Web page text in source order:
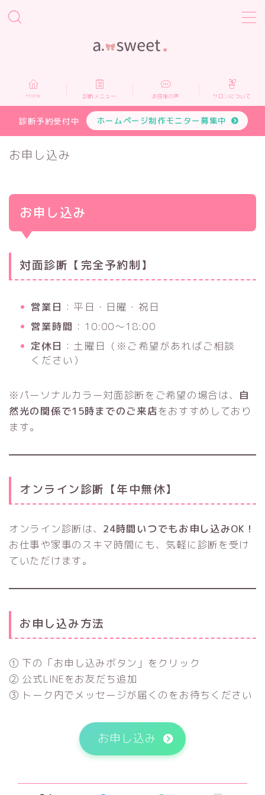
Home
診断メニュー
お客様の声
プロフィール
Home 診断メニュー お客様の声 サロンについて
診断予約受付中 ホームページ制作モニター募集中
お申し込み
お申し込み
対面診断【完全予約制】
営業日 ：平日・日曜・祝日
営業時間 ：10:00〜18:00
定休日 ：土曜日（※ご希望があればご相談
ください）
※パーソナルカラー対面診断をご希望の場合は、 自
然光の関係で15時までのご来店をおすすめしており
ます。
オンライン診断【年中無休】
オンライン診断は、 24時間いつでもお申し込みOK！
お仕事や家事のスキマ時間にも、気軽に診断を受け
ていただけます。
お申し込み方法
① 下の「お申し込みボタン」をクリック
② 公式LINEをお友だち追加
③ トーク内でメッセージが届くのをお待ちください
お申し込み